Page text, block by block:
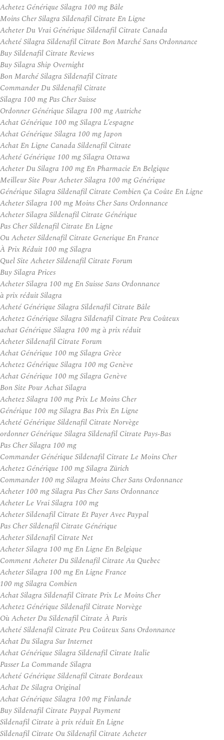
Achetez Générique Silagra 100 mg Bâle
Moins Cher Silagra Sildenafil Citrate En Ligne
Acheter Du Vrai Générique Sildenafil Citrate Canada
Acheté Silagra Sildenafil Citrate Bon Marché Sans Ordonnance
Buy Sildenafil Citrate Reviews
Buy Silagra Ship Overnight
Bon Marché Silagra Sildenafil Citrate
Commander Du Sildenafil Citrate
Silagra 100 mg Pas Cher Suisse
Ordonner Générique Silagra 100 mg Autriche
Achat Générique 100 mg Silagra L’espagne
Achat Générique Silagra 100 mg Japon
Achat En Ligne Canada Sildenafil Citrate
Acheté Générique 100 mg Silagra Ottawa
Acheter Du Silagra 100 mg En Pharmacie En Belgique
Meilleur Site Pour Acheter Silagra 100 mg Générique
Générique Silagra Sildenafil Citrate Combien Ça Coûte En Ligne
Acheter Silagra 100 mg Moins Cher Sans Ordonnance
Acheter Silagra Sildenafil Citrate Générique
Pas Cher Sildenafil Citrate En Ligne
Ou Acheter Sildenafil Citrate Generique En France
À Prix Réduit 100 mg Silagra
Quel Site Acheter Sildenafil Citrate Forum
Buy Silagra Prices
Acheter Silagra 100 mg En Suisse Sans Ordonnance
à prix réduit Silagra
Acheté Générique Silagra Sildenafil Citrate Bâle
Achetez Générique Silagra Sildenafil Citrate Peu Coûteux
achat Générique Silagra 100 mg à prix réduit
Acheter Sildenafil Citrate Forum
Achat Générique 100 mg Silagra Grèce
Achetez Générique Silagra 100 mg Genève
Achat Générique 100 mg Silagra Genève
Bon Site Pour Achat Silagra
Achetez Silagra 100 mg Prix Le Moins Cher
Générique 100 mg Silagra Bas Prix En Ligne
Acheté Générique Sildenafil Citrate Norvège
ordonner Générique Silagra Sildenafil Citrate Pays-Bas
Pas Cher Silagra 100 mg
Commander Générique Sildenafil Citrate Le Moins Cher
Achetez Générique 100 mg Silagra Zürich
Commander 100 mg Silagra Moins Cher Sans Ordonnance
Acheter 100 mg Silagra Pas Cher Sans Ordonnance
Acheter Le Vrai Silagra 100 mg
Acheter Sildenafil Citrate Et Payer Avec Paypal
Pas Cher Sildenafil Citrate Générique
Acheter Sildenafil Citrate Net
Acheter Silagra 100 mg En Ligne En Belgique
Comment Acheter Du Sildenafil Citrate Au Quebec
Acheter Silagra 100 mg En Ligne France
100 mg Silagra Combien
Achat Silagra Sildenafil Citrate Prix Le Moins Cher
Achetez Générique Sildenafil Citrate Norvège
Où Acheter Du Sildenafil Citrate À Paris
Acheté Sildenafil Citrate Peu Coûteux Sans Ordonnance
Achat Du Silagra Sur Internet
Achat Générique Silagra Sildenafil Citrate Italie
Passer La Commande Silagra
Acheté Générique Sildenafil Citrate Bordeaux
Achat De Silagra Original
Achat Générique Silagra 100 mg Finlande
Buy Sildenafil Citrate Paypal Payment
Sildenafil Citrate à prix réduit En Ligne
Sildenafil Citrate Ou Sildenafil Citrate Acheter